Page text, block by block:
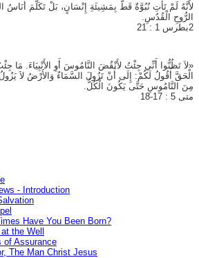
لأَنَّهُ لَمْ تَأْتِ نُبُوَّةٌ قَطُّ بِمَشِيئَةِ إِنْسَانٍ، بَلْ تَكَلَّمَ
الرُّوحِ الْقُدُسِ.
2بطرس 1 : 21
«لاَ تَظُنُّوا أَنِّي جِئْتُ لأَنْقُضَ النَّامُوسَ أَوِ الأَنْبِيَاءَ. مَا
الْحَقَّ أَقُولُ لَكُمْ: إِلَى أَنْ تَزُولَ السَّمَاءُ وَالأَرْضُ لاَ
مِنَ النَّامُوسِ حَتَّى يَكُونَ الْكُلُّ.
متى 5 : 17-18
- Introduction
Have You Been Born?
the Well
of Assurance
The Man Christ Jesus